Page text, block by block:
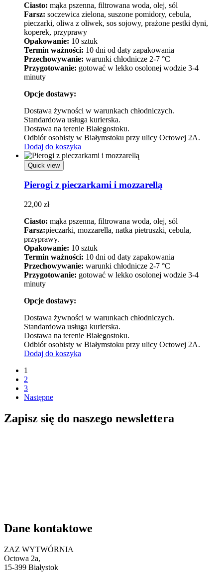
Ciasto: mąka pszenna, filtrowana woda, olej, sól
Farsz: soczewica zielona, suszone pomidory, cebula,
pieczarki, oliwa z oliwek, sos sojowy, prażone pestki dyni,
koperek, przyprawy
Opakowanie: 10 sztuk
Termin ważności: 10 dni od daty zapakowania
Przechowywanie: warunki chłodnicze 2-7 °C
Przygotowanie: gotować w lekko osolonej wodzie 3-4
minuty
Opcje dostawy:
Dostawa żywności w warunkach chłodniczych.
Standardowa usługa kurierska.
Dostawa na terenie Białegostoku.
Odbiór osobisty w Białymstoku przy ulicy Octowej 2A.
Dodaj do koszyka
Quick view
Pierogi z pieczarkami i mozzarellą
22,00 zł
Ciasto: mąka pszenna, filtrowana woda, olej, sól
Farsz:pieczarki, mozzarella, natka pietruszki, cebula,
przyprawy.
Opakowanie: 10 sztuk
Termin ważności: 10 dni od daty zapakowania
Przechowywanie: warunki chłodnicze 2-7 °C
Przygotowanie: gotować w lekko osolonej wodzie 3-4
minuty
Opcje dostawy:
Dostawa żywności w warunkach chłodniczych.
Standardowa usługa kurierska.
Dostawa na terenie Białegostoku.
Odbiór osobisty w Białymstoku przy ulicy Octowej 2A.
Dodaj do koszyka
1
2
3
Następne
Zapisz się do naszego newslettera
Dane kontaktowe
ZAZ WYTWÓRNIA
Octowa 2a,
15-399 Białystok